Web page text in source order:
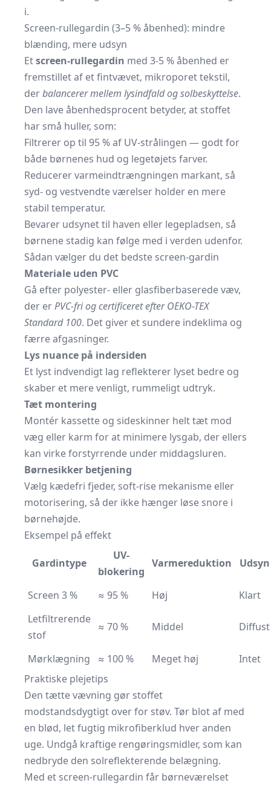
i.
Screen-rullegardin (3–5 % åbenhed): mindre
blænding, mere udsyn
Etscreen-rullegardin med 3-5 % åbenhed er
fremstillet af et fintvævet, mikroporet tekstil,
derbalancerer mellem lysindfald og solbeskyttelse.
Den lave åbenhedsprocent betyder, at stoffet
har små huller, som:
Filtrerer op til 95 % af UV-strålingen — godt for
både børnenes hud og legetøjets farver.
Reducerer varmeindtrængningen markant, så
syd- og vestvendte værelser holder en mere
stabil temperatur.
Bevarer udsynet til haven eller legepladsen, så
børnene stadig kan følge med i verden udenfor.
Sådan vælger du det bedste screen-gardin
Materiale uden PVC
Gå efter polyester- eller glasfiber­baserede væv,
der erPVC-fri og certificeret efter OEKO-TEX
Standard 100. Det giver et sundere indeklima og
færre afgasninger.
Lys nuance på indersiden
Et lyst indvendigt lag reflekterer lyset bedre og
skaber et mere venligt, rummeligt udtryk.
Tæt montering
Montér kassette og sideskinner helt tæt mod
væg eller karm for at minimere lysgab, der ellers
kan virke forstyrrende under middagsluren.
Børnesikker betjening
Vælg kædefri fjeder, soft-rise mekanisme eller
motorisering, så der ikke hænger løse snore i
børnehøjde.
Eksempel på effekt
Gardintype
UV-
blokering
Varmereduktion Udsyn
Screen 3 % ≈ 95 % Høj
Klart
Letfiltrerende
stof
≈ 70 % Middel Diffust
Mørklægning ≈ 100 % Meget høj
Intet
Praktiske plejetips
Den tætte vævning gør stoffet
modstandsdygtigt over for støv. Tør blot af med
en blød, let fugtig mikrofiberklud hver anden
uge. Undgå kraftige rengøringsmidler, som kan
nedbryde den solreflekterende belægning.
Med et screen-rullegardin får børneværelset